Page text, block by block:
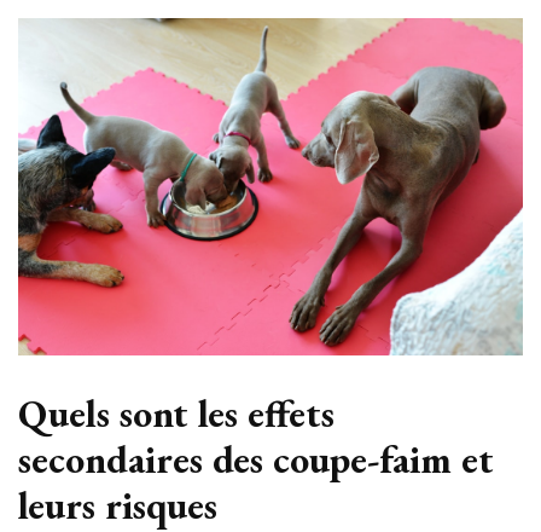
Quels sont les effets
secondaires des coupe-faim et
leurs risques